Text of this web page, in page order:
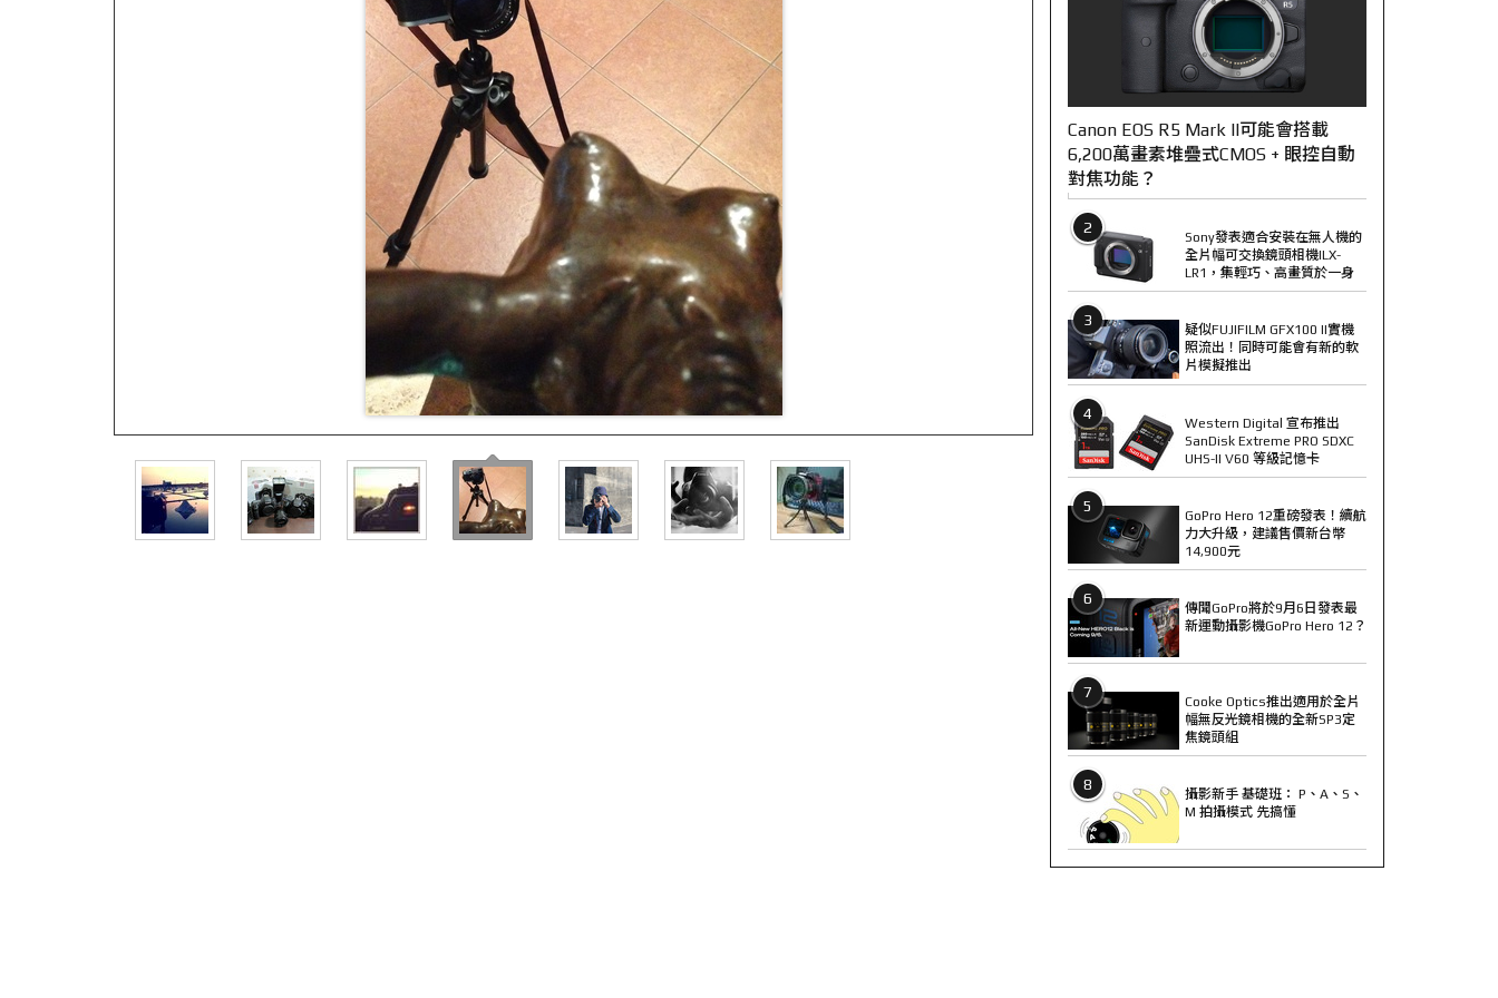
Canon EOS R5 Mark II可能會搭載
6,200萬畫素堆疊式CMOS + 眼控自動
對焦功能？
2
Sony發表適合安裝在無人機的
全片幅可交換鏡頭相機ILX-
LR1，集輕巧、高畫質於一身
3
疑似FUJIFILM GFX100 II實機
照流出！同時可能會有新的軟
片模擬推出
4
Western Digital 宣布推出
SanDisk Extreme PRO SDXC
UHS-II V60 等級記憶卡
5
GoPro Hero 12重磅發表！續航
力大升級，建議售價新台幣
14,900元
6
傳聞GoPro將於9月6日發表最
新運動攝影機GoPro Hero 12？
7
Cooke Optics推出適用於全片
幅無反光鏡相機的全新SP3定
焦鏡頭組
8
攝影新手 基礎班： P、A、S、
M 拍攝模式 先搞懂